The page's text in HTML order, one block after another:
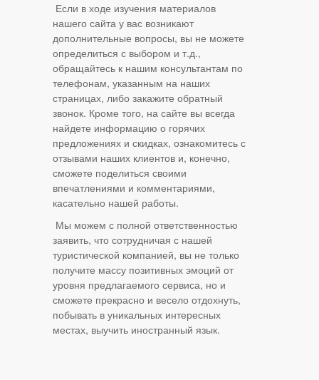
Если в ходе изучения материалов
нашего сайта у вас возникают
дополнительные вопросы, вы не можете
определиться с выбором и т.д.,
обращайтесь к нашим консультантам по
телефонам, указанным на наших
страницах, либо закажите обратный
звонок. Кроме того, на сайте вы всегда
найдете информацию о горячих
предложениях и скидках, ознакомитесь с
отзывами наших клиентов и, конечно,
сможете поделиться своими
впечатлениями и комментариями,
касательно нашей работы.
Мы можем с полной ответственностью
заявить, что сотрудничая с нашей
туристической компанией, вы не только
получите массу позитивных эмоций от
уровня предлагаемого сервиса, но и
сможете прекрасно и весело отдохнуть,
побывать в уникальных интересных
местах, выучить иностранный язык.